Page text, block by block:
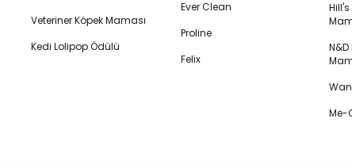
Veteriner Köpek Maması
Kedi Lolipop Ödülü
Ever Clean
Proline
Felix
Hill's
N&D
Me-